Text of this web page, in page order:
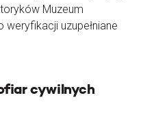
Muzeum
uzupełniane
cywilnych